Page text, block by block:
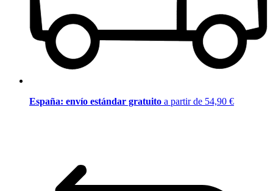
España: envío estándar gratuito a partir de 54,90 €